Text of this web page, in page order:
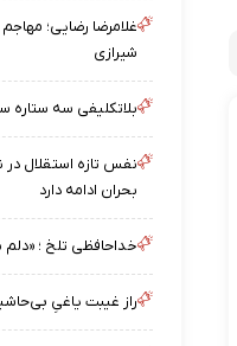
غلامرضا رضایی؛
شیرازی
بلاتکلیفی سه ستاره
بحران ادامه دارد
خداحافظی تلخ ؛ «دلم
راز غیبت یاغیِ